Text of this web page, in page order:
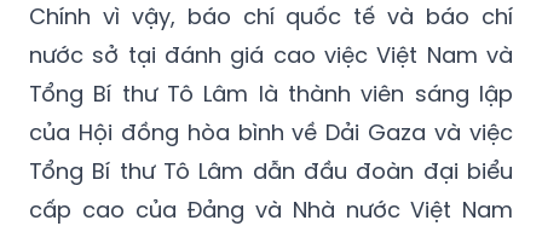
Chính vì vậy, báo chí quốc tế và báo chí
nước sở tại đánh giá cao việc Việt Nam và
Tổng Bí thư Tô Lâm là thành viên sáng lập
của Hội đồng hòa bình về Dải Gaza và việc
Tổng Bí thư Tô Lâm dẫn đầu đoàn đại biểu
cấp cao của Đảng và Nhà nước Việt Nam